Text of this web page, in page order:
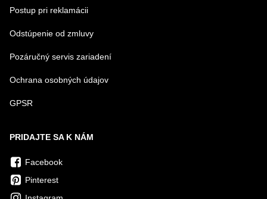
Postup pri reklamácii
Odstúpenie od zmluvy
Pozáručný servis zariadení
Ochrana osobných údajov
GPSR
PRIDAJTE SA K NÁM
Facebook
Pinterest